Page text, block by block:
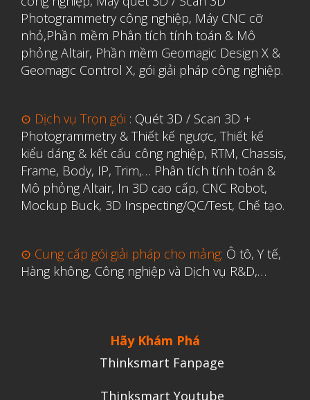
Photogrammetry công nghiệp, Máy CNC cỡ
nhỏ,Phần mềm Phân tích tính toán & Mô
phỏng Altair, Phần mềm Geomagic Design X &
Geomagic Control X, gói giải pháp công nghiệp.
⊙ Dịch vụ Trọn gói : Quét 3D / Scan 3D +
Photogrammetry & Thiết kế ngược, Thiết kế
kiểu dáng & kết cấu công nghiệp, RTM, Chassis,
Frame, Body, IP, Trim,… Phân tích tính toán &
Mô phỏng Altair, In 3D cao cấp, CNC Robot,
Mockup Buck, 3D Inspecting/QC/Test, Chế tạo.
⊙ Cung cấp gói giải pháp cho mảng: Ô tô, Y tế,
Hàng không, Công nghiệp và Dịch vụ R&D,…
Hãy Khám Phá
Thinksmart Fanpage
Thinksmart Youtube